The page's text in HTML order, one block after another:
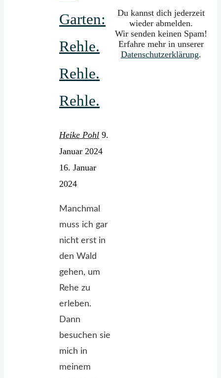
Garten:
Rehle.
Rehle.
Rehle.
Heike Pohl 9.
Januar 2024
16. Januar
2024
Manchmal
muss ich gar
nicht erst in
den Wald
gehen, um
Rehe zu
erleben.
Dann
besuchen sie
mich in
meinem
Du kannst dich jederzeit
wieder abmelden.
Wir senden keinen Spam!
Erfahre mehr in unserer
Datenschutzerklärung.